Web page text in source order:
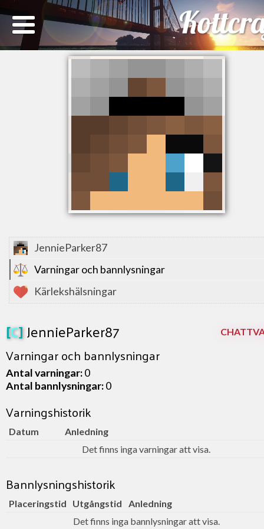
JennieParker87
Varningar och bannlysningar
Kärlekshälsningar
[C]JennieParker87
Varningar och bannlysningar
Antal varningar:0
Antal bannlysningar:0
Varningshistorik
Datum
Anledning
Det finns inga varningar att visa.
Bannlysningshistorik
Placeringstid Utgångstid
Anledning
Det finns inga bannlysningar att visa.